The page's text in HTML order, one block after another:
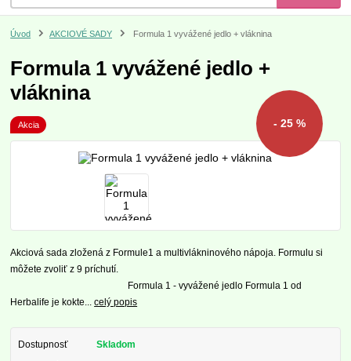
Úvod AKCIOVÉ SADY Formula 1 vyvážené jedlo + vláknina
Formula 1 vyvážené jedlo +
vláknina
Akcia - 25 %
Akciová sada zložená z Formule1 a multivlákninového nápoja. Formulu si
môžete zvoliť z 9 príchutí.
Formula 1 - vyvážené jedlo Formula 1 od
Herbalife je kokte...celý popis
Dostupnosť Skladom